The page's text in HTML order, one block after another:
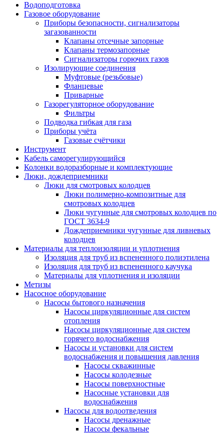
Водоподготовка
Газовое оборудование
Приборы безопасности, сигнализаторы
загазованности
Клапаны отсечные запорные
Клапаны термозапорные
Сигнализаторы горючих газов
Изолирующие соединения
Муфтовые (резьбовые)
Фланцевые
Приварные
Газорегуляторное оборудование
Фильтры
Подводка гибкая для газа
Приборы учёта
Газовые счётчики
Инструмент
Кабель саморегулирующийся
Колонки водоразборные и комплектующие
Люки, дождеприемники
Люки для смотровых колодцев
Люки полимерно-композитные для
смотровых колодцев
Люки чугунные для смотровых колодцев по
ГОСТ 3634-9
Дождеприемники чугунные для ливневых
колодцев
Материалы для теплоизоляции и уплотнения
Изоляция для труб из вспененного полиэтилена
Изоляция для труб из вспененного каучука
Материалы для уплотнения и изоляции
Метизы
Насосное оборудование
Насосы бытового назначения
Насосы циркуляционные для систем
отопления
Насосы циркуляционные для систем
горячего водоснабжения
Насосы и установки для систем
водоснабжения и повышения давления
Насосы скважинные
Насосы колодезные
Насосы поверхностные
Насосные установки для
водоснабжения
Насосы для водоотведения
Насосы дренажные
Насосы фекальные